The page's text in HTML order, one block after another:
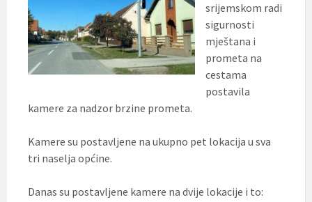
srijemskom radi
sigurnosti
mještana i
prometa na
cestama
postavila
kamere za nadzor brzine prometa.
Kamere su postavljene na ukupno pet lokacija u sva
tri naselja općine.
Danas su postavljene kamere na dvije lokacije i to: